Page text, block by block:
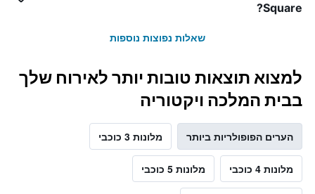
Square?
שאלות נפוצות נוספות
למצוא תוצאות טובות יותר לאירוח שלך
בבית המלכה ויקטוריה
הערים הפופולריות ביותר מלונות 3 כוכבי
מלונות 4 כוכבי מלונות 5 כוכבי